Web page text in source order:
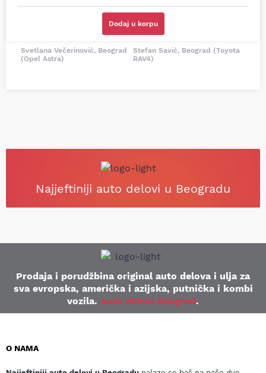
Dodaj u korpu
odgovarajuću opremu.
Svetlana Večerinović, Beograd
(Opel Astra)
preporučio
odgovarajućeg
proizvođača.
Stefan Savić, Beograd (Toyota
RAV4)
Najjeftiniji auto delovi u Beogradu
Prodaja i porudžbina original auto delova i ulja za
sva evropska, američka i azijska, putnička i kombi
vozila. Auto delovi Beograd.
O NAMA